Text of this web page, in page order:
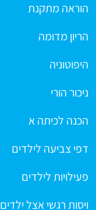
הוראה מתקנת
הריון מדומה
היפוטוניה
ניכור הורי
הכנה לכיתה א
דפי צביעה לילדים
פעילויות לילדים
ויסות רגשי אצל ילדים